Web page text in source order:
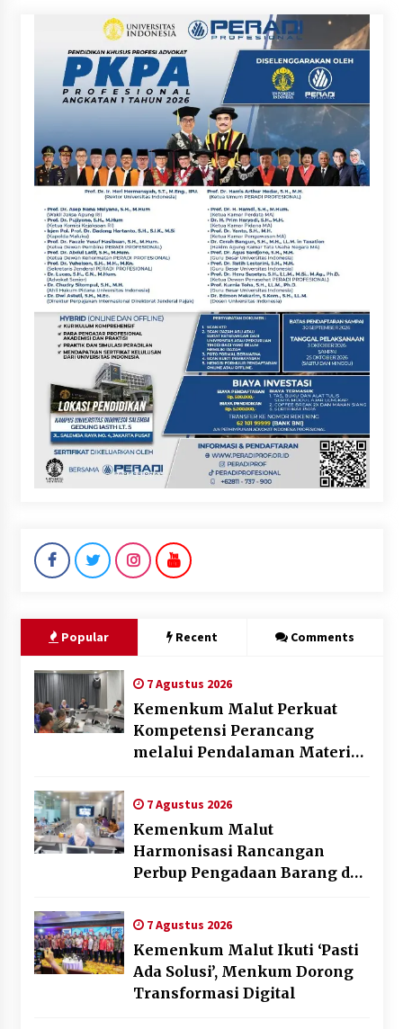
Popular Recent Comments
7 Agustus 2026
Kemenkum Malut Perkuat
Kompetensi Perancang
melalui Pendalaman Materi
Daerah
7 Agustus 2026
Kemenkum Malut
Harmonisasi Rancangan
Perbup Pengadaan Barang dan
7 Agustus 2026
Kemenkum Malut Ikuti ‘Pasti
Ada Solusi’, Menkum Dorong
Transformasi Digital